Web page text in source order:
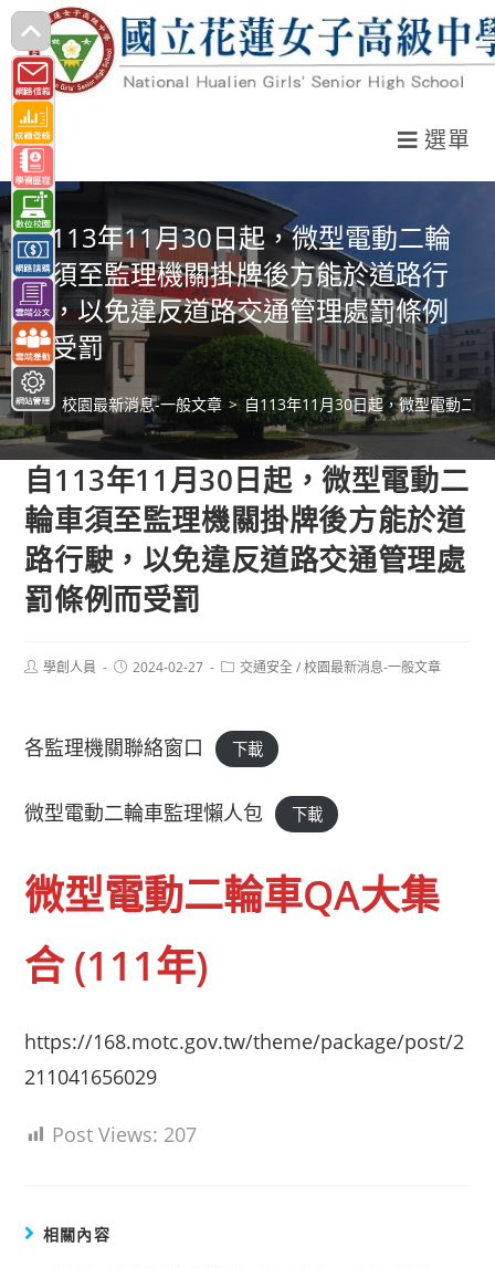
跳
轉
至
主
要
內
容
選單
自113年11月30日起，微型電動二輪
車須至監理機關掛牌後方能於道路行
駛，以免違反道路交通管理處罰條例
而受罰
> 校園最新消息-一般文章 > 自113年11月30日起，微型電動二
自113年11月30日起，微型電動二
輪車須至監理機關掛牌後方能於道
路行駛，以免違反道路交通管理處
罰條例而受罰
Post學創人員
Post2024-02-27
Post交通安全 / 校園最新消息-一般文章
各監理機關聯絡窗口 下載
微型電動二輪車監理懶人包 下載
微型電動二輪車QA大集
合 (111年)
https://168.motc.gov.tw/theme/package/post/2
211041656029
Post Views: 207
相關內容